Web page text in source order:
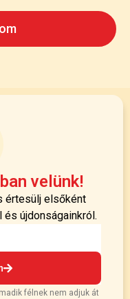
velünk!
értesülj elsőként
újdonságainkról.
félnek nem adjuk át